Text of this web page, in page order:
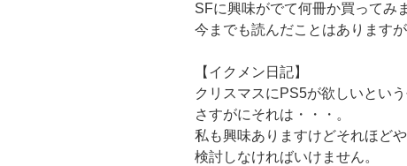
SFに興味がでて何冊か買ってみ
今までも読んだことはあります
【イクメン日記】
クリスマスにPS5が欲しいという
さすがにそれは・・・。
私も興味ありますけどそれほど
検討しなければいけません。